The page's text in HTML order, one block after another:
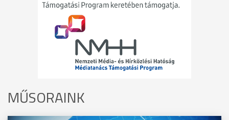
MŰSORAINK